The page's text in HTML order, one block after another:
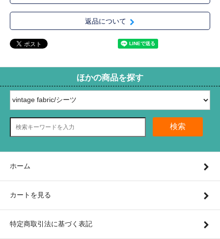
返品について
ほかの商品を探す
検索
ホーム
カートを見る
特定商取引法に基づく表記